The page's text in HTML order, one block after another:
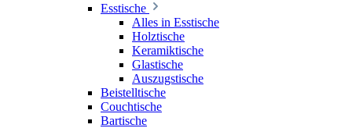
Esstische
Alles in Esstische
Holztische
Keramiktische
Glastische
Auszugstische
Beistelltische
Couchtische
Bartische